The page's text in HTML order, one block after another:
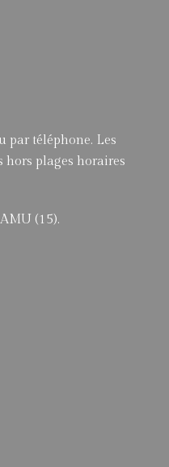
par téléphone. Les
hors plages horaires
(15).